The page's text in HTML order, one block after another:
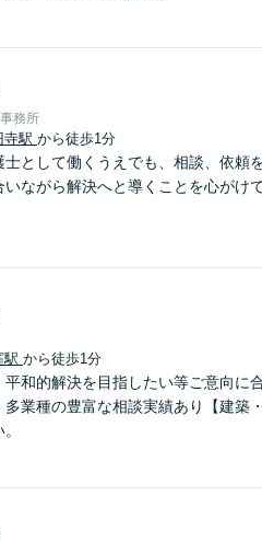
務所
寺駅 から徒歩1分
士として働くうえでも、相談、依
ながら解決へと導くことを心がけ
駅 から徒歩1分
平和的解決を目指したい等ご意向
業種の豊富な相談実績あり【建築